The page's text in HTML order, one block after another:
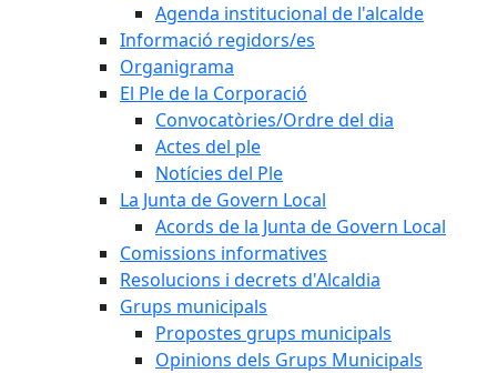
Agenda institucional de l'alcalde
Informació regidors/es
Organigrama
El Ple de la Corporació
Convocatòries/Ordre del dia
Actes del ple
Notícies del Ple
La Junta de Govern Local
Acords de la Junta de Govern Local
Comissions informatives
Resolucions i decrets d'Alcaldia
Grups municipals
Propostes grups municipals
Opinions dels Grups Municipals